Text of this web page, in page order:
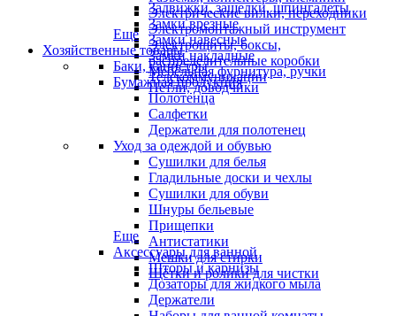
Электрические вилки, переходники
Электромонтажный инструмент
Электрощиты, боксы,
распределительные коробки
Телекоммуникации
Задвижки, защелки, шпингалеты
Замки врезные
Замки навесные
Замки накладные
Мебельная фурнитура, ручки
Петли, доводчики
Еще
Хозяйственные товары
Баки, канистры
Бумажная продукция
Полотенца
Салфетки
Держатели для полотенец
Уход за одеждой и обувью
Сушилки для белья
Гладильные доски и чехлы
Сушилки для обуви
Шнуры бельевые
Прищепки
Антистатики
Мешки для стирки
Щётки и ролики для чистки
Еще
Аксессуары для ванной
Шторы и карнизы
Дозаторы для жидкого мыла
Держатели